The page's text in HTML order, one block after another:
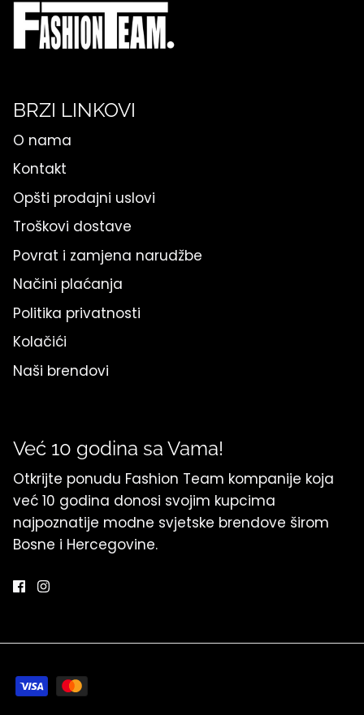
BRZI LINKOVI
O nama
Kontakt
Opšti prodajni uslovi
Troškovi dostave
Povrat i zamjena narudžbe
Načini plaćanja
Politika privatnosti
Kolačići
Naši brendovi
Već 10 godina sa Vama!
Otkrijte ponudu Fashion Team kompanije koja
već 10 godina donosi svojim kupcima
najpoznatije modne svjetske brendove širom
Bosne i Hercegovine.